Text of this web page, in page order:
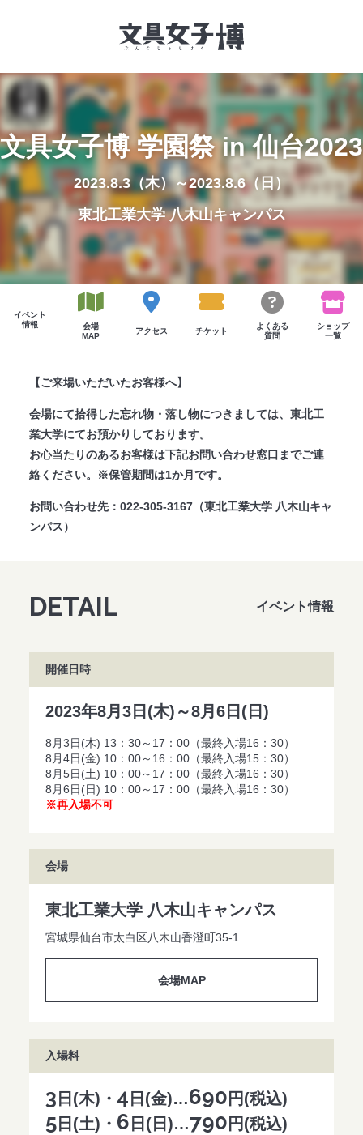
文具女子博とは
イベント一覧
NEWS
アイデアコンペ
レポート
SHARE ME!
文具女子博 学園祭 in 仙台2023
2023.8.3（木）～2023.8.6（日）
東北工業大学 八木山キャンパス
イベント
情報
会場
MAP
アクセス チケット
よくある
質問
ショップ
一覧
【ご来場いただいたお客様へ】
会場にて拾得した忘れ物・落し物につきましては、東北工
業大学にてお預かりしております。
お心当たりのあるお客様は下記お問い合わせ窓口までご連
絡ください。※保管期間は1か月です。
お問い合わせ先：022-305-3167（東北工業大学 八木山キャ
ンパス）
DETAIL イベント情報
開催日時
2023年8月3日(木)～8月6日(日)
8月3日(木) 13：30～17：00（最終入場16：30）
8月4日(金) 10：00～16：00（最終入場15：30）
8月5日(土) 10：00～17：00（最終入場16：30）
8月6日(日) 10：00～17：00（最終入場16：30）
※再入場不可
会場
東北工業大学 八木山キャンパス
宮城県仙台市太白区八木山香澄町35-1
会場MAP
入場料
3 日(木)・ 4 日(金)…690 円(税込)
5日(土)・ 6 日(日)…790 円(税込)